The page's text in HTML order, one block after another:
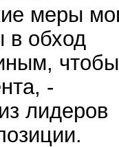
меры
в обход
чтобы
-
лидеров